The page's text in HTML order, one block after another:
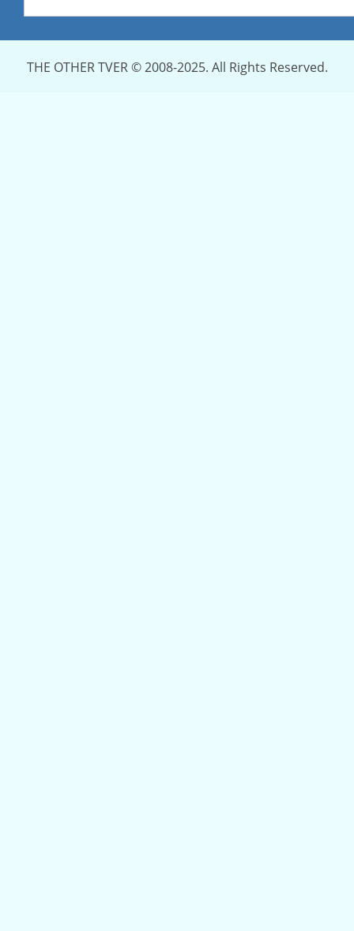
THE OTHER TVER © 2008-2025. All Rights Reserved.